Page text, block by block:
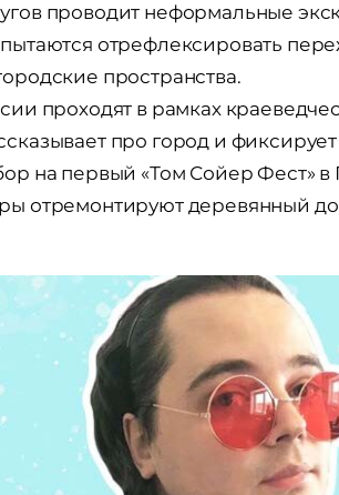
проводит неформальные
отрефлексировать
пространства.
проходят в рамках
про город и
на первый «Том Сойер Фест» в
отремонтируют деревянный